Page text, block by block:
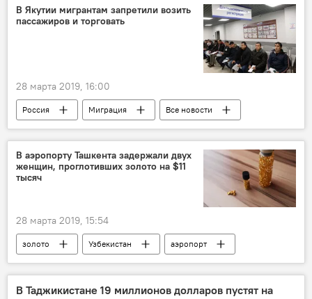
Центральная Азия
В Якутии мигрантам запретили возить
пассажиров и торговать
28 марта 2019, 16:00
Россия Миграция
Все новости
Якутия
Новости мигрантов из Центральной Азии в России
В аэропорту Ташкента задержали двух
женщин, проглотивших золото на $11
тысяч
28 марта 2019, 15:54
золото Узбекистан
аэропорт
Все новости
Центральная Азия
В Таджикистане 19 миллионов долларов пустят на